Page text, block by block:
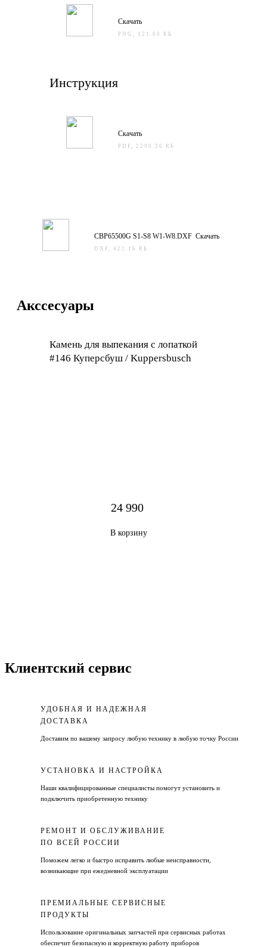
Скачать
PNG, 121.80 КБ
Инструкция
Скачать
PDF, 2290.36 КБ
CBP65500G S1-S8 W1-W8.DXF Скачать
DXF, 422.16 КБ
Акссесуары
Камень для выпекания с лопаткой
#146 Куперсбуш / Kuppersbusch
24 990
В корзину
Клиентский сервис
УДОБНАЯ И НАДЕЖНАЯ
ДОСТАВКА
Доставим по вашему запросу любую технику в любую точку России
УСТАНОВКА И НАСТРОЙКА
Наши квалифицированные специалисты помогут установить и
подключить приобретенную технику
РЕМОНТ И ОБСЛУЖИВАНИЕ
ПО ВСЕЙ РОССИИ
Поможем легко и быстро исправить любые неисправности,
возникающие при ежедневной эксплуатации
ПРЕМИАЛЬНЫЕ СЕРВИСНЫЕ
ПРОДУКТЫ
Использование оригинальных запчастей при сервисных работах
обеспечит безопасную и корректную работу приборов